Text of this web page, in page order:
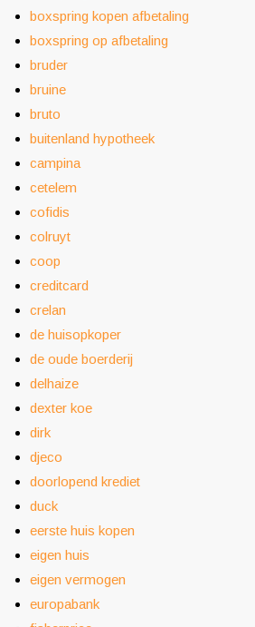
boxspring kopen afbetaling
boxspring op afbetaling
bruder
bruine
bruto
buitenland hypotheek
campina
cetelem
cofidis
colruyt
coop
creditcard
crelan
de huisopkoper
de oude boerderij
delhaize
dexter koe
dirk
djeco
doorlopend krediet
duck
eerste huis kopen
eigen huis
eigen vermogen
europabank